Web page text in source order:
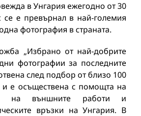
в Унгария ежегодно от 30
е превърнал в най-големия
фотография в страната.
„Избрано от най-добрите
фотографии за последните
след подбор от близо 100
е осъществена с помощта на
на външните работи и
връзки на Унгария. В